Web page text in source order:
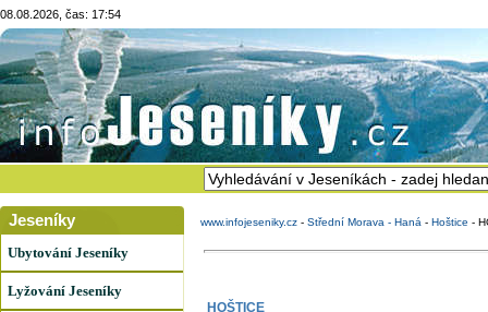
08.08.2026, čas: 17:54
Jeseníky
Ubytování Jeseníky
Lyžování Jeseníky
www.infojeseniky.cz - Střední Morava - Haná - Hoštice -
HOŠTICE